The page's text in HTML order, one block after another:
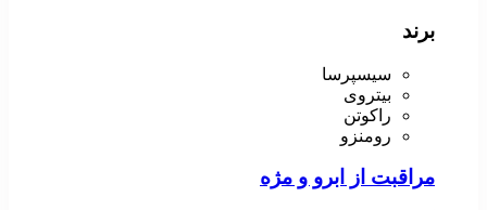
برند
سیسپرسا
بیتروی
راکوتن
رومنزو
مراقبت از ابرو و مژه